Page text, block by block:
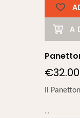
€32.00
Il
...